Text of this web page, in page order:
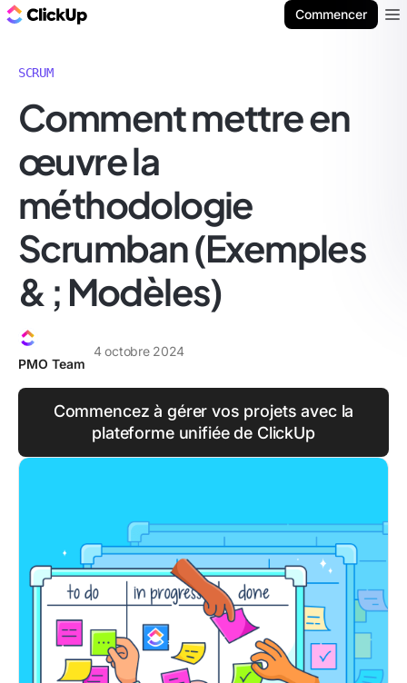
Commencer
SCRUM
Comment mettre en
œuvre la
méthodologie
Scrumban (Exemples
& ; Modèles)
PMO Team
4 octobre 2024
Commencez à gérer vos projets avec la
plateforme unifiée de ClickUp